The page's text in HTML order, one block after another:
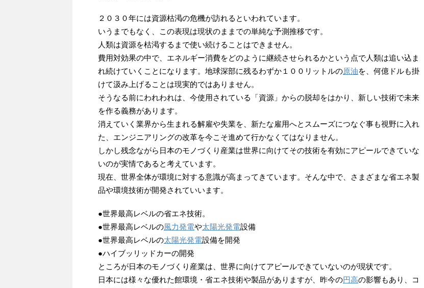
２０３０年には資源枯渇の危機が訪れるといわれています。
いうまでもなく、この表現は現状のままでの単純な予測推移です。
人類は資源を枯渇するまで使い続けることはできません。
費用対効果の中で、エネルギー消費をどのように継続させられるかという点で人類は追い込ま
れ続けていくことになります。地球深部に残るわずか１００リットルの原油を、何億ドルも掛
けて汲み上げることは現実的ではありません。
そうなる前にわれわれは、今使用されている「資源」からの脱却をはかり、新しい技術で未来
を作る義務があります。
消えていく業界から生まれる解雇や失業を、新たな雇用へとスムーズにつなぐ事も視野に入れ
た、エンジニアリングの改革を今こそ進めて行かなくてはなりません。
しかし残念ながら日本のモノづくり産業は世界に向けてその技術を有効にアピールできていな
いのが実情であると考えています。
現在、世界全体が環境に対する意識が高まってきています。そんな中で、さまざまな省エネ製
品や環境技術が開発されていいます。
●世界最高レベルの省エネ技術。
●世界最高レベルの風力発電や太陽光発電設備
●世界最高レベルの太陽光発電設備を開発
●ハイブッリッドカーの開発
ところが日本のモノづくり産業は、世界に向けてアピールできていないのが現状です。
日本には様々な優れた館環境・省エネ技術や製品がありますが、昨今の円高の影響もあり、コ